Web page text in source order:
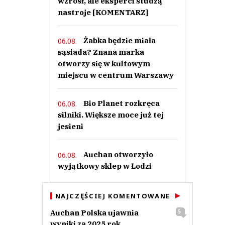
nastroje [KOMENTARZ]
06.08.
Żabka będzie miała
sąsiada? Znana marka
otworzy się w kultowym
miejscu w centrum Warszawy
06.08.
Bio Planet rozkręca
silniki. Większe moce już tej
jesieni
06.08.
Auchan otworzyło
wyjątkowy sklep w Łodzi
NAJCZĘŚCIEJ KOMENTOWANE
Auchan Polska ujawnia
5